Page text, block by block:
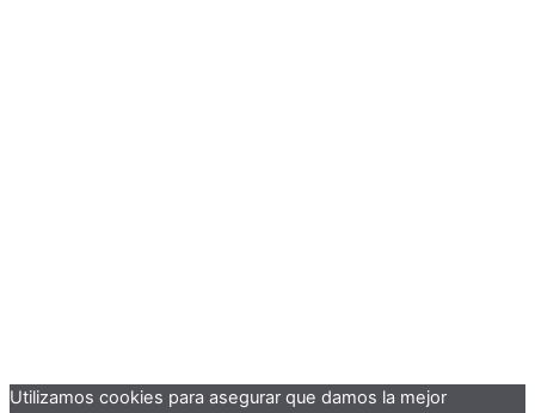
Utilizamos cookies para asegurar que damos la mejor